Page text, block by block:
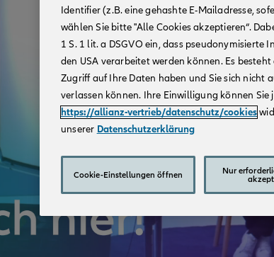
Identifier (z.B. eine gehashte E-Mailadresse,
wählen Sie bitte "Alle Cookies akzeptieren“.
1 S. 1 lit. a DSGVO ein, dass
den USA verarbeitet werden können. Es
Zugriff auf Ihre Daten haben und Sie sich nicht
verlassen können. Ihre Einwilligung können
https://allianz-vertrieb/datenschutz/cookies
unserer Datenschutzerklärung
Cookie-Einstellungen öffnen
Nur